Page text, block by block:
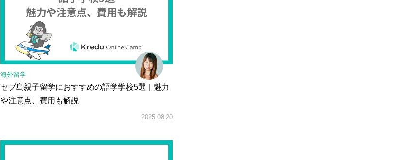
海外留学
セブ島親子留学におすすめの語学学校5選｜魅力
や注意点、費用も解説
2025.08.20